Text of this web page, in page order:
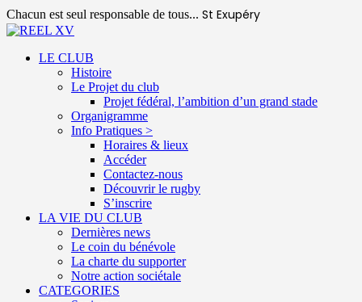
Chacun est seul responsable de tous... St Exupéry
LE CLUB
Histoire
Le Projet du club
Projet fédéral, l’ambition d’un grand stade
Organigramme
Info Pratiques >
Horaires & lieux
Accéder
Contactez-nous
Découvrir le rugby
S’inscrire
LA VIE DU CLUB
Dernières news
Le coin du bénévole
La charte du supporter
Notre action sociétale
CATEGORIES